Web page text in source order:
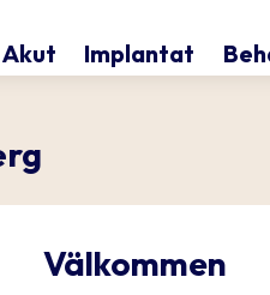
Akut Implantat
Välkommen